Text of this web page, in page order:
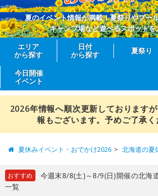
夏のイベント情報が満載！夏祭りやプー
キャンプ場など遊べるスポットを
エリア
から探す
日付
から探す
夏祭り
今日開催
イベント
2026年情報へ順次更新しております
報もございます。予めご了承く
夏休みイベント・おでかけ2026 北海道の夏
おすすめ
今週末8/8(土)～8/9(日)開催の北海
一覧